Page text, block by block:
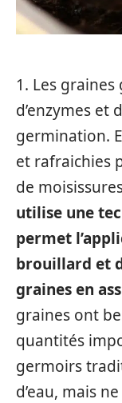
1. Les
d’enzymes et
germination.
et rafraichies
de
utilise une
permet
brouillard et
graines en
graines ont
quantités
germoirs
d’eau, mais